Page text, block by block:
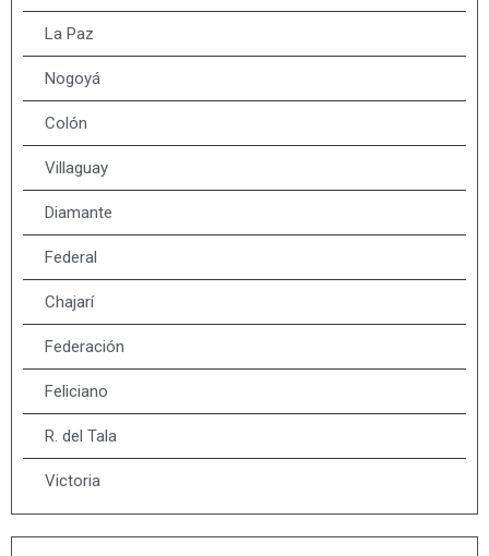
La Paz
Nogoyá
Colón
Villaguay
Diamante
Federal
Chajarí
Federación
Feliciano
R. del Tala
Victoria